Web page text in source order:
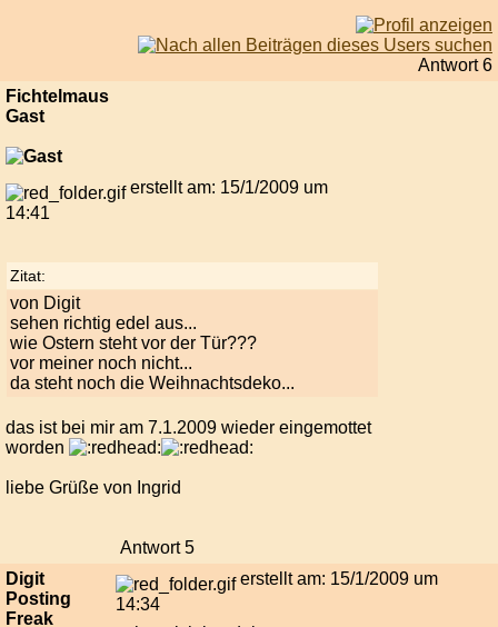
Antwort 6
Fichtelmaus
Gast
erstellt am: 15/1/2009 um
14:41
Zitat:
von Digit
sehen richtig edel aus...
wie Ostern steht vor der Tür???
vor meiner noch nicht...
da steht noch die Weihnachtsdeko...
das ist bei mir am 7.1.2009 wieder eingemottet
worden
liebe Grüße von Ingrid
Antwort 5
Digit
Posting
Freak
erstellt am: 15/1/2009 um
14:34